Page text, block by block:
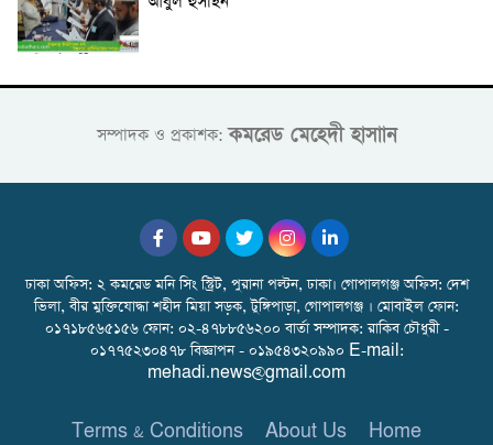
সম্পাদক ও প্রকাশক:কমরেড মেহেদী হাসাান
ঢাকা অফিস: ২ কমরেড মনি সিং স্ট্রিট, পুরানা পল্টন, ঢাকা। গোপালগঞ্জ অফিস: দেশ
ভিলা, বীর মুক্তিযোদ্ধা শহীদ মিয়া সড়ক, টুঙ্গিপাড়া, গোপালগঞ্জ । মোবাইল ফোন:
০১৭১৮৫৬৫১৫৬ ফোন: ০২-৪৭৮৮৫৬২০০ বার্তা সম্পাদক: রাকিব চৌধুরী -
০১৭৭৫২৩০৪৭৮ বিজ্ঞাপন - ০১৯৫৪৩২০৯৯০ E-mail:
mehadi.news@gmail.com
Terms & Conditions About Us Home